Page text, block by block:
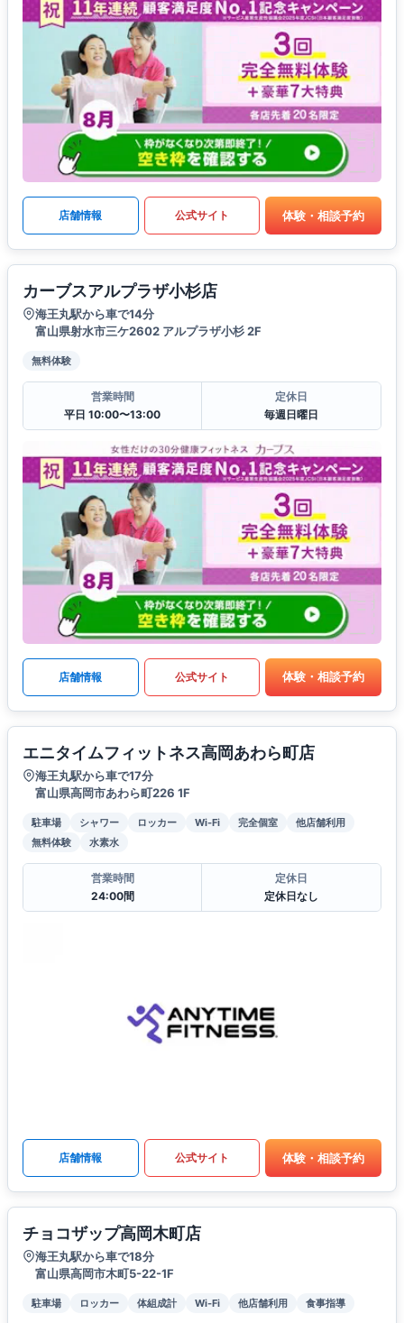
店舗情報 公式サイト 体験・相談予約
カーブスアルプラザ小杉店
海王丸駅から車で14分
富山県射水市三ケ2602 アルプラザ小杉 2F
無料体験
営業時間
平日 10:00〜13:00
定休日
毎週日曜日
店舗情報 公式サイト 体験・相談予約
エニタイムフィットネス高岡あわら町店
海王丸駅から車で17分
富山県高岡市あわら町226 1F
駐車場 シャワー ロッカー Wi-Fi 完全個室
他店舗利用
無料体験
水素水
営業時間
24:00間
定休日
定休日なし
店舗情報 公式サイト 体験・相談予約
チョコザップ高岡木町店
海王丸駅から車で18分
富山県高岡市木町5-22-1F
駐車場 ロッカー 体組成計 Wi-Fi 他店舗利用 食事指導